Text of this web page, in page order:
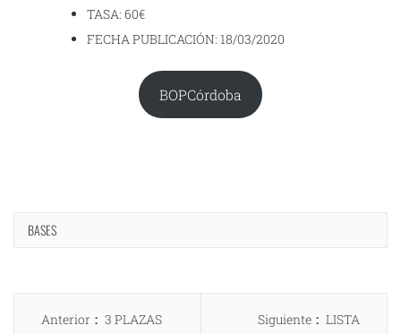
TASA: 60€
FECHA PUBLICACIÓN: 18/03/2020
BOPCórdoba
BASES
Navegación
Anterior
Entrada
3 PLAZAS
Siguiente
Entrada
LISTA